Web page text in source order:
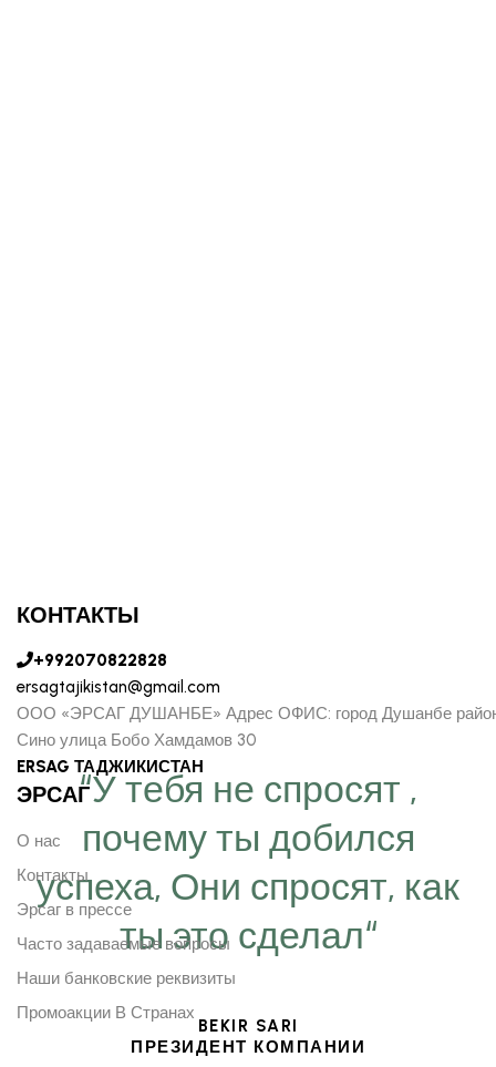
“У тебя не спросят ,
почему ты добился
успеха, Они спросят, как
ты это сделал“
BEKIR SARI
ПРЕЗИДЕНТ КОМПАНИИ
КОНТАКТЫ
+992070822828
ersagtajikistan@gmail.com
ООО «ЭРСАГ ДУШАНБЕ» Адрес ОФИС: город Душанбе
Сино улица Бобо Хамдамов 30
ERSAG ТАДЖИКИСТАН
ЭРСАГ
О нас
Контакты
Эрсаг в прессе
Часто задаваемые вопросы
Наши банковские реквизиты
Промоакции В Странах